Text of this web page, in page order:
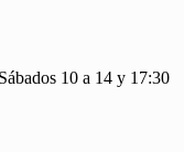
10 a 14 y 17:30